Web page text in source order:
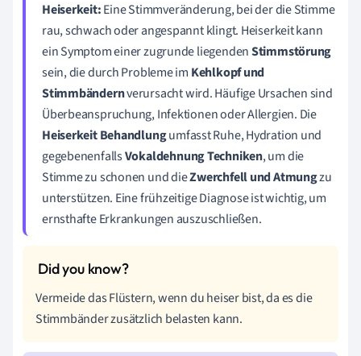
Heiserkeit:Eine Stimmveränderung, bei der die Stimme
rau, schwach oder angespannt klingt. Heiserkeit kann
ein Symptom einer zugrunde liegendenStimmstörung
sein, die durch Probleme im Kehlkopf und
Stimmbändernverursacht wird. Häufige Ursachen sind
Überbeanspruchung, Infektionen oder Allergien. Die
Heiserkeit Behandlungumfasst Ruhe, Hydration und
gegebenenfallsVokaldehnung Techniken, um die
Stimme zu schonen und dieZwerchfell und Atmungzu
unterstützen. Eine frühzeitige Diagnose ist wichtig, um
ernsthafte Erkrankungen auszuschließen.
Vermeide das Flüstern, wenn du heiser bist, da es die
Stimmbänder zusätzlich belasten kann.